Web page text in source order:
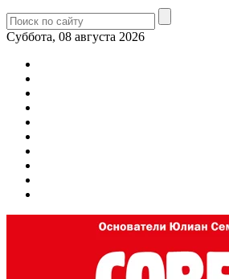
Суббота, 08 августа 2026